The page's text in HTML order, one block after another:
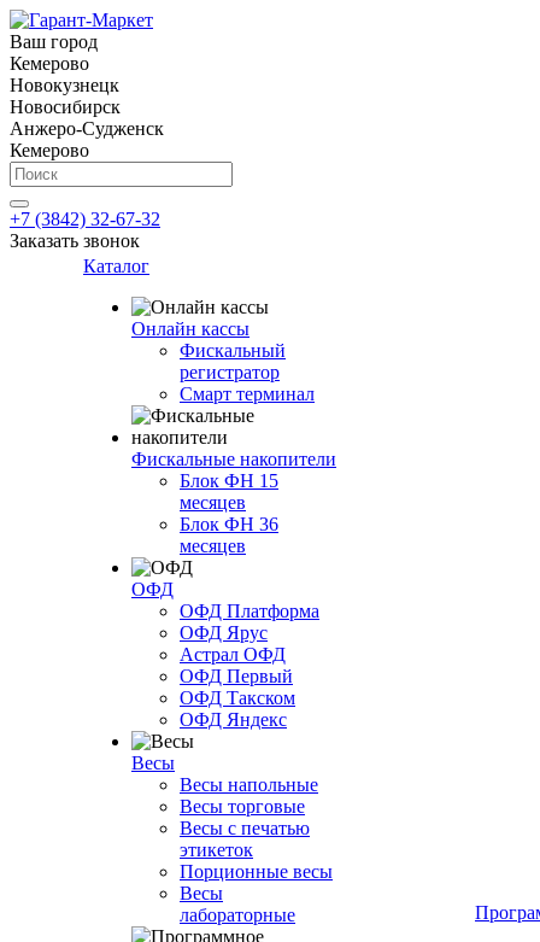
Ваш город
Кемерово
Новокузнецк
Новосибирск
Анжеро-Судженск
Кемерово
+7 (3842) 32-67-32
Заказать звонок
Каталог
Онлайн кассы
Фискальный
регистратор
Смарт терминал
Фискальные накопители
Блок ФН 15
месяцев
Блок ФН 36
месяцев
ОФД
ОФД Платформа
ОФД Ярус
Астрал ОФД
ОФД Первый
ОФД Такском
ОФД Яндекс
Весы
Весы напольные
Весы торговые
Весы с печатью
этикеток
Порционные весы
Весы
лабораторные